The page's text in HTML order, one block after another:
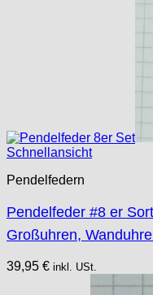
Schnellansicht
Pendelfedern
Pendelfeder #8 er
Großuhren,
39,95 € inkl. USt.